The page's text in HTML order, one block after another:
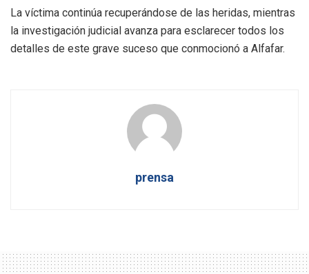
La víctima continúa recuperándose de las heridas, mientras
la investigación judicial avanza para esclarecer todos los
detalles de este grave suceso que conmocionó a Alfafar.
prensa